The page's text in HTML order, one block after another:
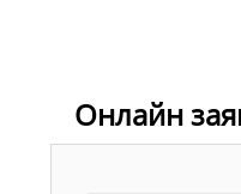
Онлайн